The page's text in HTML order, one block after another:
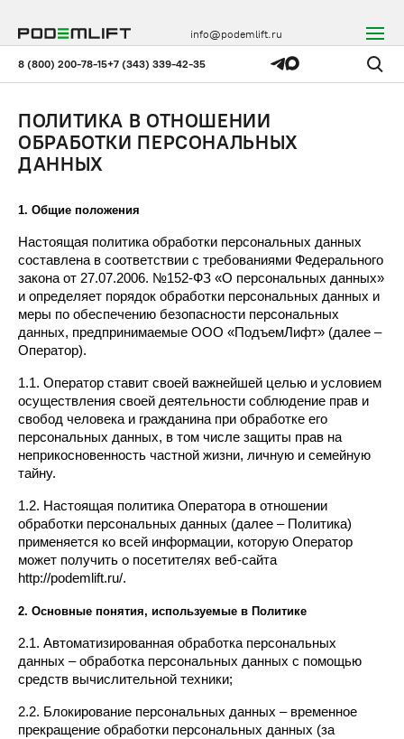
8 (800) 200-78-15+7 (343) 339-42-35
info@podemlift.ru
ПОЛИТИКА В ОТНОШЕНИИ
ОБРАБОТКИ ПЕРСОНАЛЬНЫХ
ДАННЫХ
1. Общие положения
Настоящая политика обработки персональных данных
составлена в соответствии с требованиями Федерального
закона от 27.07.2006. №152-ФЗ «О персональных данных»
и определяет порядок обработки персональных данных и
меры по обеспечению безопасности персональных
данных, предпринимаемые ООО «ПодъемЛифт» (далее –
Оператор).
1.1. Оператор ставит своей важнейшей целью и условием
осуществления своей деятельности соблюдение прав и
свобод человека и гражданина при обработке его
персональных данных, в том числе защиты прав на
неприкосновенность частной жизни, личную и семейную
тайну.
1.2. Настоящая политика Оператора в отношении
обработки персональных данных (далее – Политика)
применяется ко всей информации, которую Оператор
может получить о посетителях веб-сайта
http://podemlift.ru/.
2. Основные понятия, используемые в Политике
2.1. Автоматизированная обработка персональных
данных – обработка персональных данных с помощью
средств вычислительной техники;
2.2. Блокирование персональных данных – временное
прекращение обработки персональных данных (за